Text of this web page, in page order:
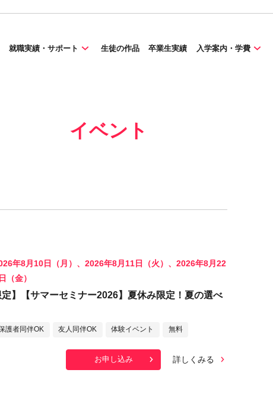
就職実績・サポート 生徒の作品 卒業生実績 入学案内・学費
イベント
年8月10日（月）、2026年8月11日（火）、2026年8月22
（金）
定】【サマーセミナー2026】夏休み限定！夏の選べ
護者同伴OK 友人同伴OK 体験イベント 無料
お申し込み 詳しくみる